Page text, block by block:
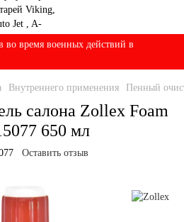
во время военных действий в
Внутреннего применения Пенный
салона Zollex Foam
650 мл
Оставить отзыв